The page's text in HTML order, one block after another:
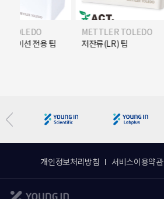
TOLEDO
케이션 전용 팁
METTLER TOLEDO
저잔류(LR) 팁
개인정보처리방침 서비스이용약관